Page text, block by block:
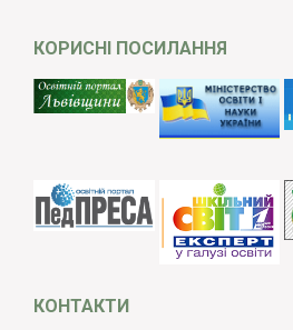
КОРИСНІ ПОСИЛАННЯ
КОНТАКТИ